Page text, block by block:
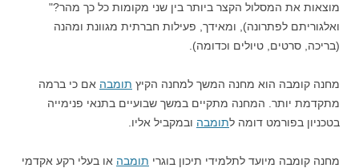
מוצאות את המסלול הקצר ביותר בין שני מקומות כל כך מהר?"
ואלגוריתם לפתרונה), ומאידך, פעילות חברתית מגוונת ומהנה
(בריכה, סרטים, טיולים וכדומה).
מחנה קומבה הוא מחנה המשך למחנה הקיץ תומבה אם כי ברמה
מתקדמת יותר. המחנה מתקיים במשך שבועיים בתנאי פנימייה
בטכניון בפורמט דומה לתומבה ובמקביל אליו.
מחנה קומבה מיועד לתלמידי תיכון בוגרי תומבה או בעלי רקע אקדמי